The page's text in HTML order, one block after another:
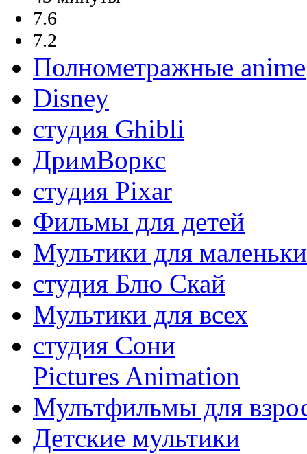
7.6
7.2
Полнометражные anime
Disney
студия Ghibli
ДримВоркс
студия Pixar
Фильмы для детей
Мультики для
студия Блю Скай
Мультики для всех
студия Сони
Pictures Animation
Мультфильмы для
Детские мультики